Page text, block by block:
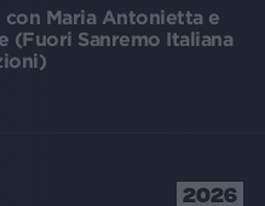
Maria Antonietta e
(Fuori Sanremo Italiana
2026